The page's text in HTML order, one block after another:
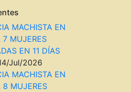
MACHISTA EN
7 MUJERES
EN 11 DÍAS
Jul/2026
MACHISTA EN
8 MUJERES